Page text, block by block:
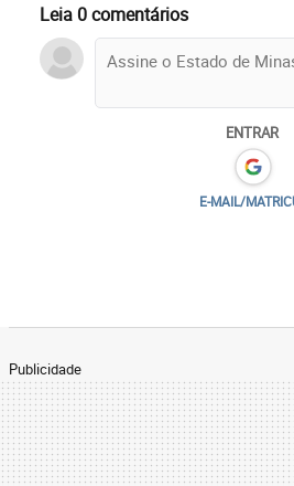
Leia 0 comentários
ENTRAR
E-MAIL/
Publicidade